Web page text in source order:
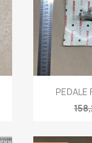

PEDALE